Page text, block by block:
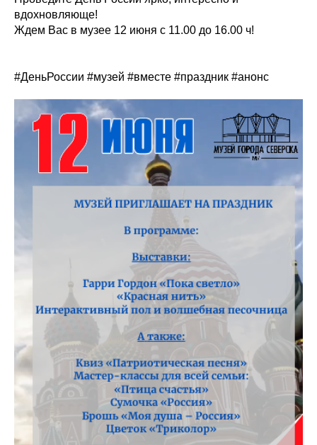
вдохновляюще!
Ждем Вас в музее 12 июня с 11.00 до 16.00 ч!
#ДеньРоссии #музей #вместе #праздник #анонс